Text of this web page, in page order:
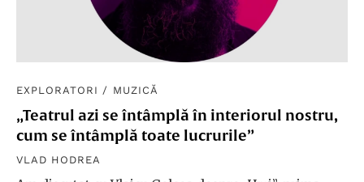
EXPLORATORI / MUZICĂ
„Teatrul azi se întâmplă în interiorul nostru,
cum se întâmplă toate lucrurile”
VLAD HODREA